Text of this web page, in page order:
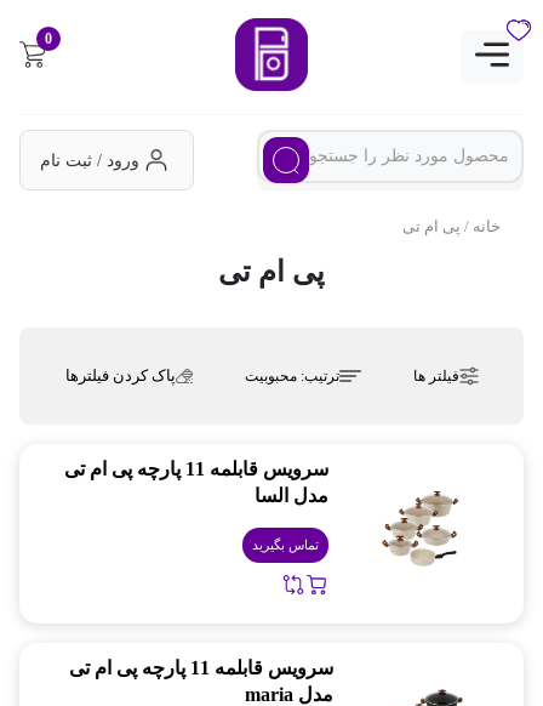
0
ورود / ثبت نام
خانه / پی ام تی
پی ام تی
فیلتر ها ترتیب:محبوبیت پاک کردن فیلترها
سرویس قابلمه 11 پارچه پی ام تی
مدل السا
تماس بگیرید
سرویس قابلمه 11 پارچه پی ام تی
مدل maria